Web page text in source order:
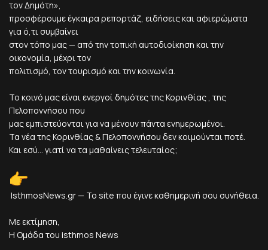
τον Δημότη»,
προσφέρουμε έγκαιρα ρεπορτάζ, ειδήσεις και αφιερώματα
για ό,τι συμβαίνει
στον τόπο μας — από την τοπική αυτοδιοίκηση και την
οικονομία, μέχρι τον
πολιτισμό, τον τουρισμό και την κοινωνία.
Το κοινό μας είναι ενεργοί δημότες της Κορινθίας , της
Πελοποννήσου που
μας εμπιστεύονται για να μένουν πάντα ενημερωμένοι.
Τα νέα της Κορινθίας & Πελοποννήσου δεν κοιμούνται ποτέ.
Και εσύ... γιατί να τα μαθαίνεις τελευταίος;
IsthmosNews.gr — Το site που έγινε καθημερινή σου συνήθεια.
Με εκτίμηση,
Η Ομάδα του isthmos News